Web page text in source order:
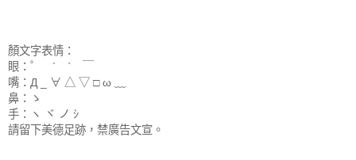
顏文字表情：
眼：゜ ´ ` ￣
嘴：Д _ ∀ △ ▽ □ ω ﹏
鼻：ゝ
手：ヽ ヾ ノ ｼ
請留下美德足跡，禁廣告文宣。